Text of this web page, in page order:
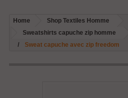
Home
Shop Textiles Homme
Sweatshirts capuche zip homme
Sweat capuche avec zip freedom